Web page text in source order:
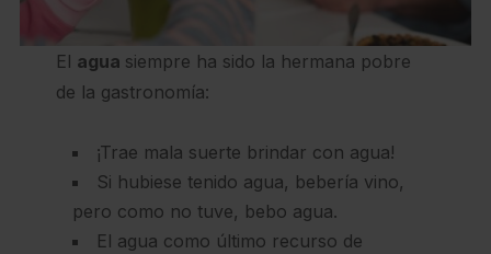
El agua siempre ha sido la hermana pobre
de la gastronomía:
¡Trae mala suerte brindar con agua!
Si hubiese tenido agua, bebería vino,
pero como no tuve, bebo agua.
El agua como último recurso de